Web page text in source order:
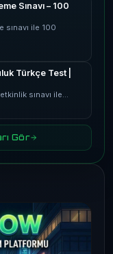
Sınavı – 100
ile 100
Türkçe Test |
sınavı ile…
Gör